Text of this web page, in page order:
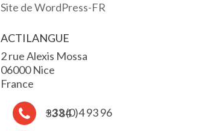
Site de WordPress-FR
ACTILANGUE
2 rue Alexis Mossa
06000 Nice
France
+33 (0)4 93 96 33 84